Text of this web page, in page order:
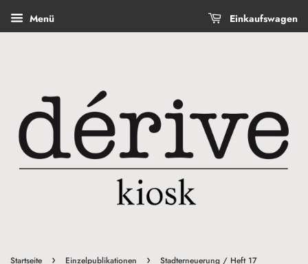
Menü Einkaufswagen
Startseite › Einzelpublikationen ›
Stadterneuerung / Heft 17